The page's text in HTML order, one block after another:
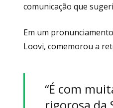
comunicação que
Em um
Loovi, comemorou a
“É com
rigorosa da